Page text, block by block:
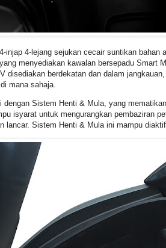
injap 4-lejang sejukan cecair suntikan
menyediakan kawalan bersepadu Smart
disediakan berdekatan dan dalam
mana sahaja.
dengan Sistem Henti & Mula, yang
isyarat untuk mengurangkan pembaziran
lancar. Sistem Henti & Mula ini mampu